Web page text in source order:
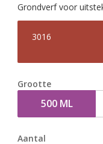
Grondverf voor
3016
Grootte
500 ML
Aantal